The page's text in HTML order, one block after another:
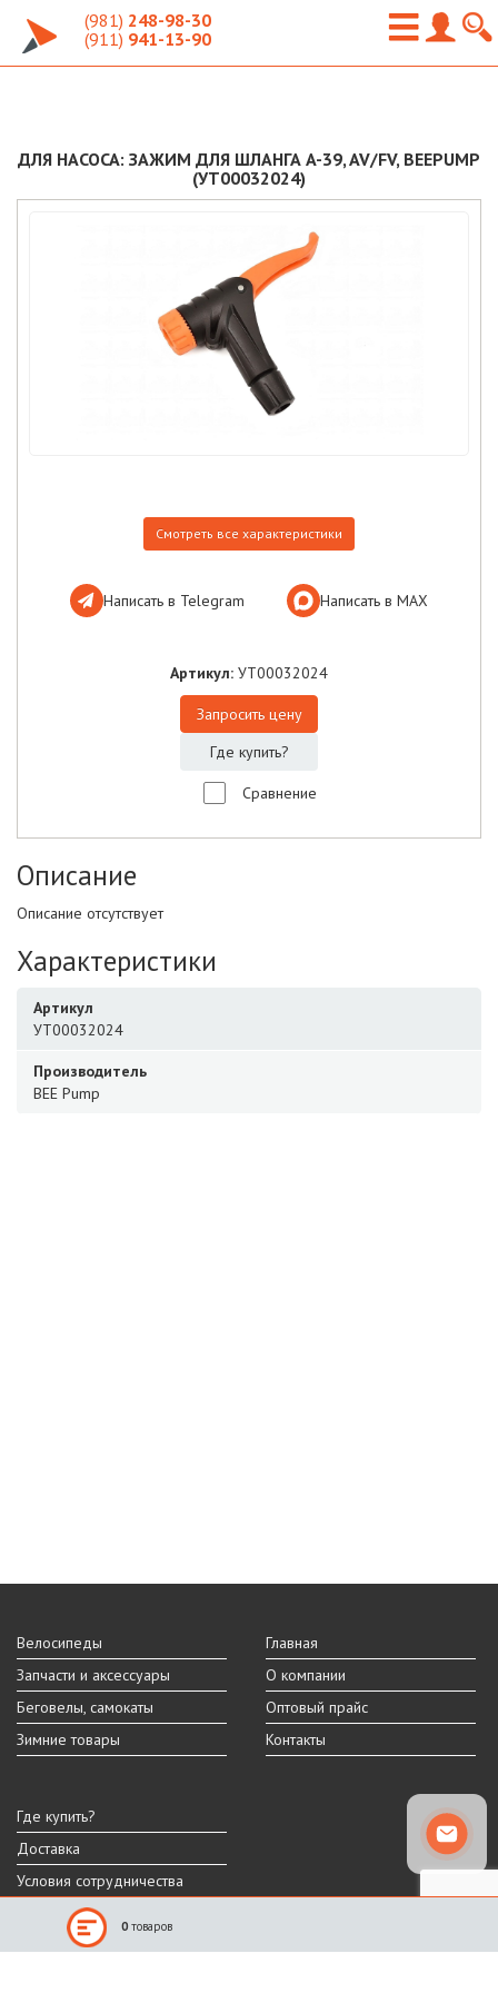
(981) 248-98-30
(911) 941-13-90
ДЛЯ НАСОСА: ЗАЖИМ ДЛЯ ШЛАНГА A-39, AV/FV, BEEPUMP
(УТ00032024)
Смотреть все характеристики
Написать в Telegram Написать в МАХ
Артикул: УТ00032024
Запросить цену
Где купить?
Сравнение
Описание
Описание отсутствует
Характеристики
Артикул
УТ00032024
Производитель
BEE Pump
Велосипеды
Запчасти и аксессуары
Беговелы, самокаты
Зимние товары
Главная
О компании
Оптовый прайс
Контакты
Где купить?
Доставка
Условия сотрудничества
Реальный внешний вид и технические характеристики товара могут
отличаться от представленных на сайте.
0 товаров